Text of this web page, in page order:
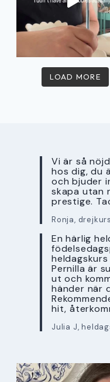
LOAD MORE
Vi är så
hos dig, du
och bjuder
skapa utan
prestige.
Ronja,
En härlig
Pernilla är
ut och
händer när
hit,
Julia J,